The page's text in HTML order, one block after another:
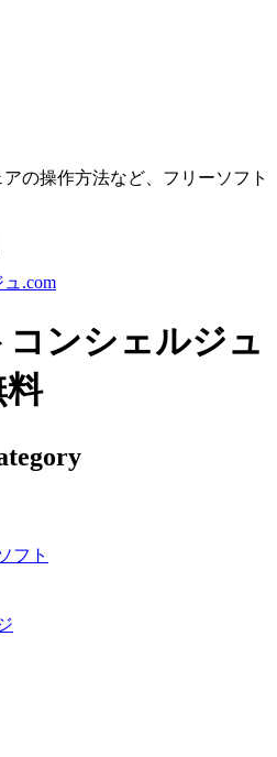
の操作方法など、 フリーソフト
.com
ンシェルジュ
フト